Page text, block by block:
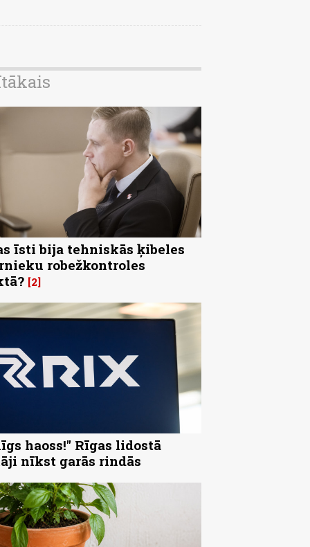
īsti bija tehniskās ķibeles
robežkontroles
2
haoss!" Rīgas lidostā
nīkst garās rindās